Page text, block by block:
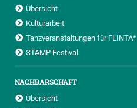
Übersicht
Kulturarbeit
Tanzveranstaltungen für FLINTA*
STAMP Festival
NACHBARSCHAFT
Übersicht